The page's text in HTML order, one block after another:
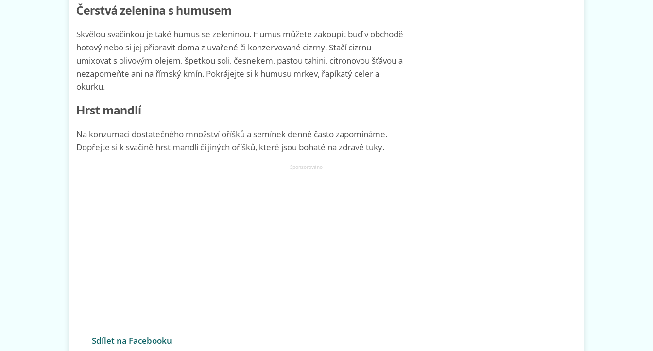
Čerstvá zelenina s humusem
Skvělou svačinkou je také humus se zeleninou. Humus můžete zakoupit buď v obchodě
hotový nebo si jej připravit doma z uvařené či konzervované cizrny. Stačí cizrnu
umixovat s olivovým olejem, špetkou soli, česnekem, pastou tahini, citronovou šťávou a
nezapomeňte ani na římský kmín. Pokrájejte si k humusu mrkev, řapíkatý celer a
okurku.
Hrst mandlí
Na konzumaci dostatečného množství oříšků a semínek denně často zapomínáme.
Dopřejte si k svačině hrst mandlí či jiných oříšků, které jsou bohaté na zdravé tuky.
Sdílet na Facebooku